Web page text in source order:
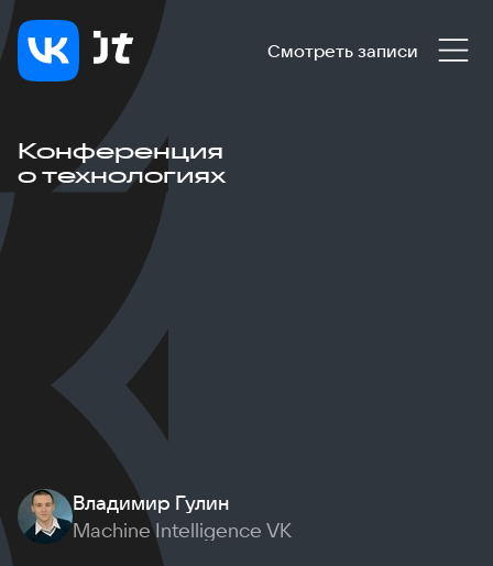
Смотреть записи
Конференция
о технологиях
Владимир Гулин
Machine Intelligence VK